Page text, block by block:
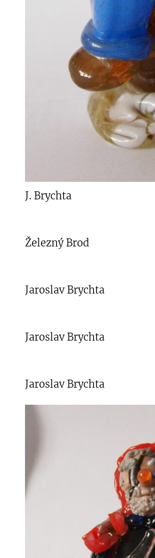
J. Brychta
Železný Brod
Jaroslav Brychta
Jaroslav Brychta
Jaroslav Brychta